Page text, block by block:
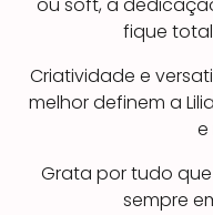
ou soft, a
fique
Criatividade e
melhor definem a
e
Grata por tudo
sempre